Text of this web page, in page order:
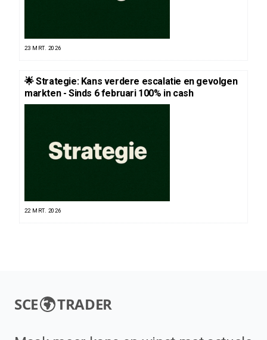
23 MRT. 2026
🌟 Strategie: Kans verdere escalatie en gevolgen
markten - Sinds 6 februari 100% in cash
22 MRT. 2026
SCE TRADER